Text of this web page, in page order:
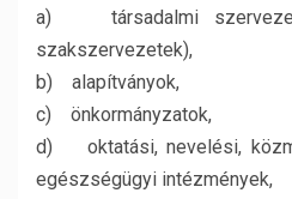
a) társadalmi
szakszervezetek),
b) alapítványok,
c) önkormányzatok,
d) oktatási, nevelési,
egészségügyi intézmények,